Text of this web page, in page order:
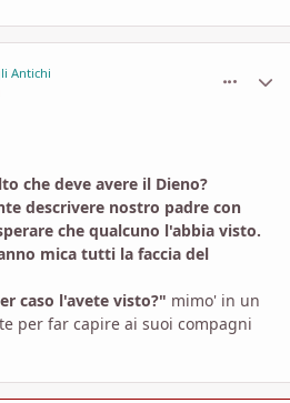
Antichi
che deve avere il Dieno?
descrivere nostro padre con
che qualcuno l'abbia visto.
mica tutti la faccia del
caso l'avete visto?" mimo' in un
per far capire ai suoi compagni